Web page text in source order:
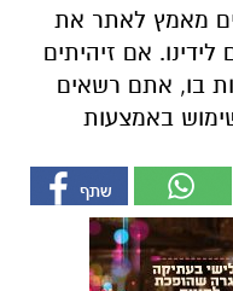
מאמץ לאתר את
לידינו. אם זיהיתים
בו, אתם רשאים
באמצעות